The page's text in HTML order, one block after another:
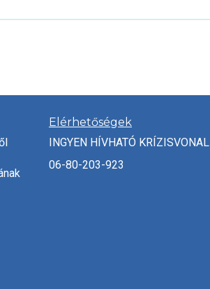
Elérhetőségek
INGYEN HÍVHATÓ KRÍZISVONAL
06-80-203-923